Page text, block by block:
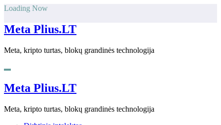
Skip
content
Loading Now
Meta Plius.LT
Meta, kripto turtas, blokų grandinės technologija
Meta Plius.LT
Meta, kripto turtas, blokų grandinės technologija